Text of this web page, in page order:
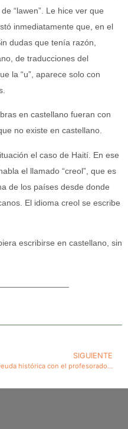
“lawen”. Le hice ver que
inmediatamente que, en el
dudas que tenía razón,
de traducciones del
la “u”, aparece solo con
en castellano fueran con
no existe en castellano.
el caso de Haití. En ese
el llamado “creol”, que es
de los países desde donde
El idioma creol se escribe
escribirse en castellano, sin
SIGUIENTE
Deuda histórica con el profesorado. No buena solución la reciente proposición